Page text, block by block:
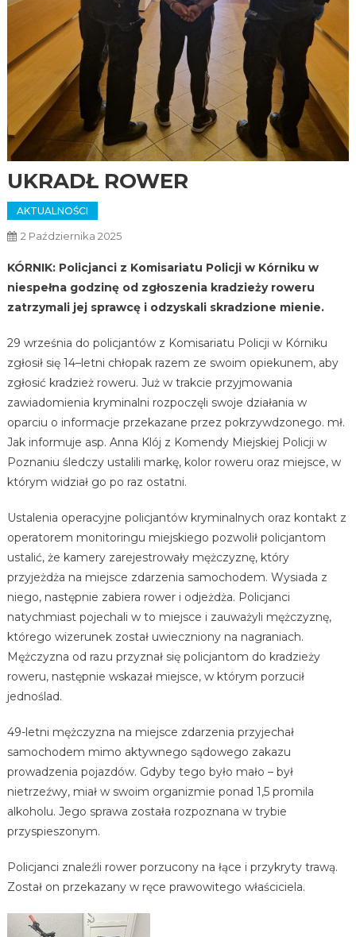
UKRADŁ ROWER
AKTUALNOŚCI
2 Października 2025
KÓRNIK: Policjanci z Komisariatu Policji w Kórniku w
niespełna godzinę od zgłoszenia kradzieży roweru
zatrzymali jej sprawcę i odzyskali skradzione mienie.
29 września do policjantów z Komisariatu Policji w Kórniku
zgłosił się 14–letni chłopak razem ze swoim opiekunem, aby
zgłosić kradzież roweru. Już w trakcie przyjmowania
zawiadomienia kryminalni rozpoczęli swoje działania w
oparciu o informacje przekazane przez pokrzywdzonego. mł.
Jak informuje asp. Anna Klój z Komendy Miejskiej Policji w
Poznaniu śledczy ustalili markę, kolor roweru oraz miejsce, w
którym widział go po raz ostatni.
Ustalenia operacyjne policjantów kryminalnych oraz kontakt z
operatorem monitoringu miejskiego pozwolił policjantom
ustalić, że kamery zarejestrowały mężczyznę, który
przyjeżdża na miejsce zdarzenia samochodem. Wysiada z
niego, następnie zabiera rower i odjeżdża. Policjanci
natychmiast pojechali w to miejsce i zauważyli mężczyznę,
którego wizerunek został uwieczniony na nagraniach.
Mężczyzna od razu przyznał się policjantom do kradzieży
roweru, następnie wskazał miejsce, w którym porzucił
jednoślad.
49-letni mężczyzna na miejsce zdarzenia przyjechał
samochodem mimo aktywnego sądowego zakazu
prowadzenia pojazdów. Gdyby tego było mało – był
nietrzeźwy, miał w swoim organizmie ponad 1,5 promila
alkoholu. Jego sprawa została rozpoznana w trybie
przyspieszonym.
Policjanci znaleźli rower porzucony na łące i przykryty trawą.
Został on przekazany w ręce prawowitego właściciela.